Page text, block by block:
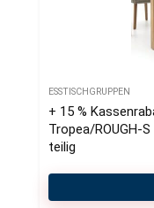
ESSTISCHGRUPPEN
+ 15 %
Tropea/ROUGH-
teilig